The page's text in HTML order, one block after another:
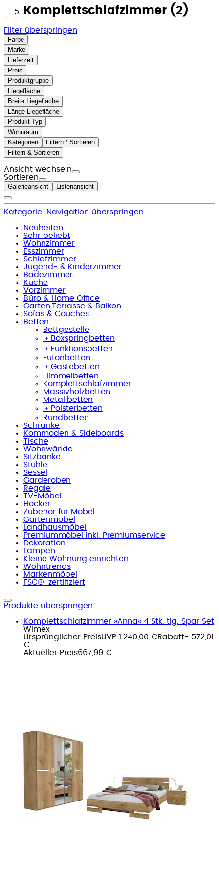
Komplettschlafzimmer (2)
Filter überspringen
Farbe
Marke
Lieferzeit
Preis
Produktgruppe
Liegefläche
Breite Liegefläche
Länge Liegefläche
Produkt-Typ
Wohnraum
Kategorien
Filtern / Sortieren
Filtern & Sortieren
Ansicht wechseln
Sortieren
Galerieansicht Listenansicht
Kategorie-Navigation überspringen
Neuheiten
Sehr beliebt
Wohnzimmer
Esszimmer
Schlafzimmer
Jugend- & Kinderzimmer
Badezimmer
Küche
Vorzimmer
Büro & Home Office
Garten,Terrasse & Balkon
Sofas & Couches
Betten
Bettgestelle
﹢ Boxspringbetten
﹢ Funktionsbetten
Futonbetten
﹢ Gästebetten
Himmelbetten
Komplettschlafzimmer
Massivholzbetten
Metallbetten
﹢ Polsterbetten
Rundbetten
Schränke
Kommoden & Sideboards
Tische
Wohnwände
Sitzbänke
Stühle
Sessel
Garderoben
Regale
TV-Möbel
Hocker
Zubehör für Möbel
Gartenmöbel
Landhausmöbel
Premiummöbel inkl. Premiumservice
Dekoration
Lampen
Kleine Wohnung einrichten
Wohntrends
Markenmöbel
FSC®-zertifiziert
Produkte überspringen
Komplettschlafzimmer »Anna« 4 Stk. tlg. Spar Set
Wimex
Ursprünglicher PreisUVP 1.240,00 €Rabatt- 572,01
€
Aktueller Preis667,99 €